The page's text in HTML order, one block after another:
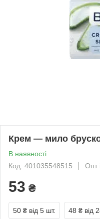
Крем — мило
В наявності
Код: 401035548515
Опт
53 ₴
50 ₴ від 5 шт. 48 ₴ від